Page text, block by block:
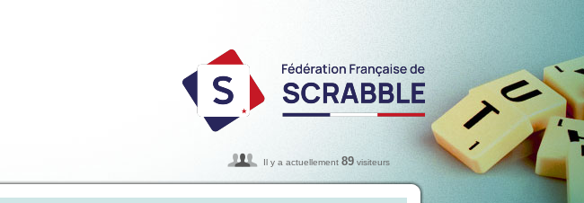
Il y a actuellement 89 visiteurs